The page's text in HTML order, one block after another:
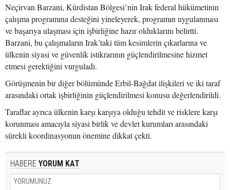
Neçirvan Barzani, Kürdistan Bölgesi’nin Irak federal hükümetinin
çalışma programına desteğini yineleyerek, programın uygulanması
ve başarıya ulaşması için işbirliğine hazır olduklarını belirtti.
Barzani, bu çalışmaların Irak’taki tüm kesimlerin çıkarlarına ve
ülkenin siyasi ve güvenlik istikrarının güçlendirilmesine hizmet
etmesi gerektiğini vurguladı.
Görüşmenin bir diğer bölümünde Erbil-Bağdat ilişkileri ve iki taraf
arasındaki ortak işbirliğinin güçlendirilmesi konusu değerlendirildi.
Taraflar ayrıca ülkenin karşı karşıya olduğu tehdit ve risklere karşı
korunması amacıyla siyasi birlik ve devlet kurumları arasındaki
sürekli koordinasyonun önemine dikkat çekti.
HABERE YORUM KAT